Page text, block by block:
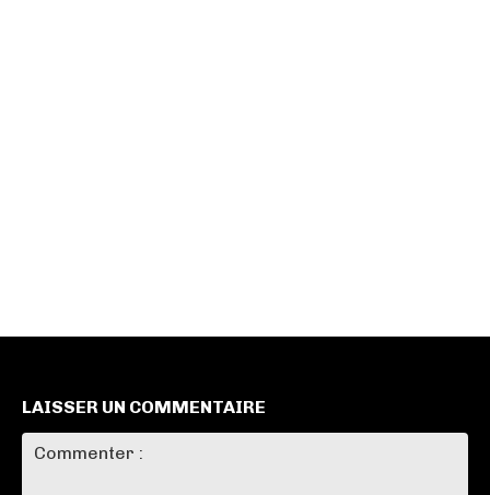
LAISSER UN COMMENTAIRE